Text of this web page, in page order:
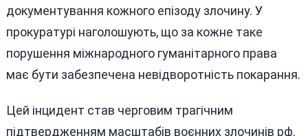
документування кожного епізоду злочину. У
прокуратурі наголошують, що за кожне таке
порушення міжнародного гуманітарного права
має бути забезпечена невідворотність покарання.
Цей інцидент став черговим трагічним
підтвердженням масштабів воєнних злочинів рф.